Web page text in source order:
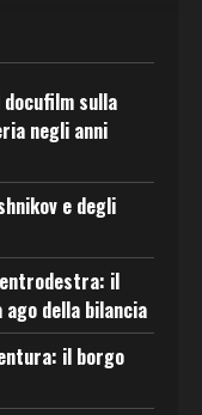
sulla
negli anni
e degli
il
della bilancia
il borgo